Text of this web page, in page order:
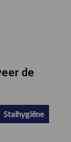
de
Stalhygiëne